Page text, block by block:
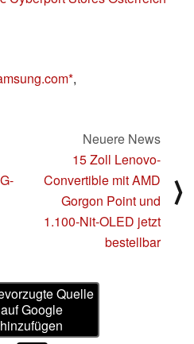
,
Neuere News
15 Zoll Lenovo-
Convertible mit AMD
Gorgon Point und
1.100-Nit-OLED jetzt
bestellbar
⟩
Quelle
auf Google
hinzufügen